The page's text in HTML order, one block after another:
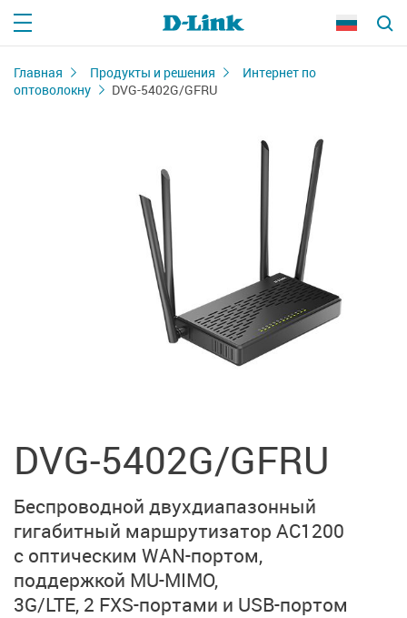
Главная Продукты и решения
Интернет по
оптоволокну
DVG-5402G/GFRU
DVG-5402G/GFRU
Беспроводной двухдиапазонный
гигабитный маршрутизатор AC1200
с оптическим WAN-портом,
поддержкой MU-MIMO,
3G/LTE, 2 FXS-портами и USB-портом